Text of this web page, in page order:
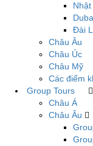
Nhật
Đài
Châu Âu
Châu Úc
Châu Mỹ
Các điểm
Group Tours
Châu Á
Châu Âu